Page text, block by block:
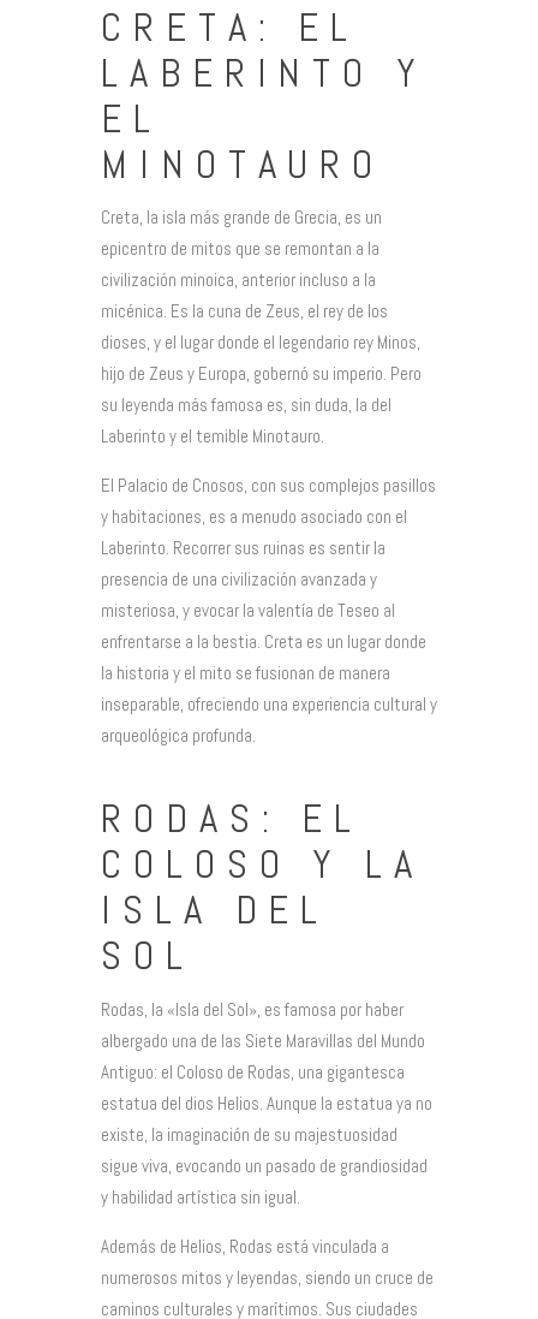
CRETA: EL
LABERINTO Y
EL
MINOTAURO
Creta, la isla más grande de Grecia, es un
epicentro de mitos que se remontan a la
civilización minoica, anterior incluso a la
micénica. Es la cuna de Zeus, el rey de los
dioses, y el lugar donde el legendario rey Minos,
hijo de Zeus y Europa, gobernó su imperio. Pero
su leyenda más famosa es, sin duda, la del
Laberinto y el temible Minotauro.
El Palacio de Cnosos, con sus complejos pasillos
y habitaciones, es a menudo asociado con el
Laberinto. Recorrer sus ruinas es sentir la
presencia de una civilización avanzada y
misteriosa, y evocar la valentía de Teseo al
enfrentarse a la bestia. Creta es un lugar donde
la historia y el mito se fusionan de manera
inseparable, ofreciendo una experiencia cultural y
arqueológica profunda.
RODAS: EL
COLOSO Y LA
ISLA DEL
SOL
Rodas, la «Isla del Sol», es famosa por haber
albergado una de las Siete Maravillas del Mundo
Antiguo: el Coloso de Rodas, una gigantesca
estatua del dios Helios. Aunque la estatua ya no
existe, la imaginación de su majestuosidad
sigue viva, evocando un pasado de grandiosidad
y habilidad artística sin igual.
Además de Helios, Rodas está vinculada a
numerosos mitos y leyendas, siendo un cruce de
caminos culturales y marítimos. Sus ciudades